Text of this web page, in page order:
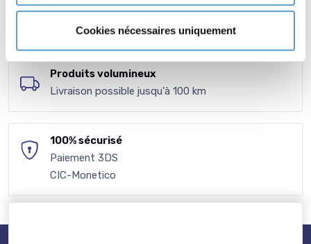
Cookies nécessaires uniquement
Nous demeurons
à votre disposition
Produits volumineux
Livraison possible jusqu'à 100 km
100% sécurisé
Paiement 3DS
CIC-Monetico